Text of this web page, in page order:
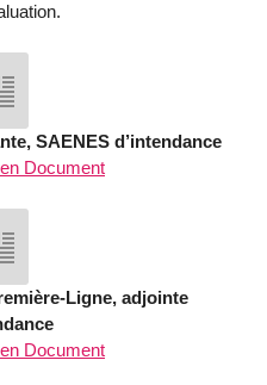
SAENES d’intendance
Document
Ligne, adjointe
Document